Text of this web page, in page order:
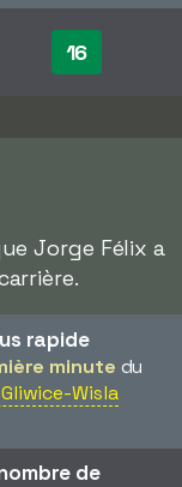
16
Jorge Félix a
rapide
minute du
Wisla
de